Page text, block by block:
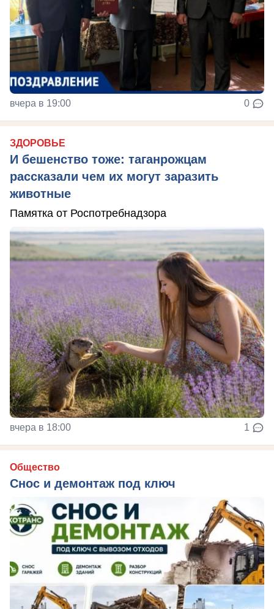
вчера в 19:00 0
ЗДОРОВЬЕ
И бешенство тоже: таганрожцам
рассказали чем их могут заразить
животные
Памятка от Роспотребнадзора
вчера в 18:00 1
Общество
Снос и демонтаж под ключ